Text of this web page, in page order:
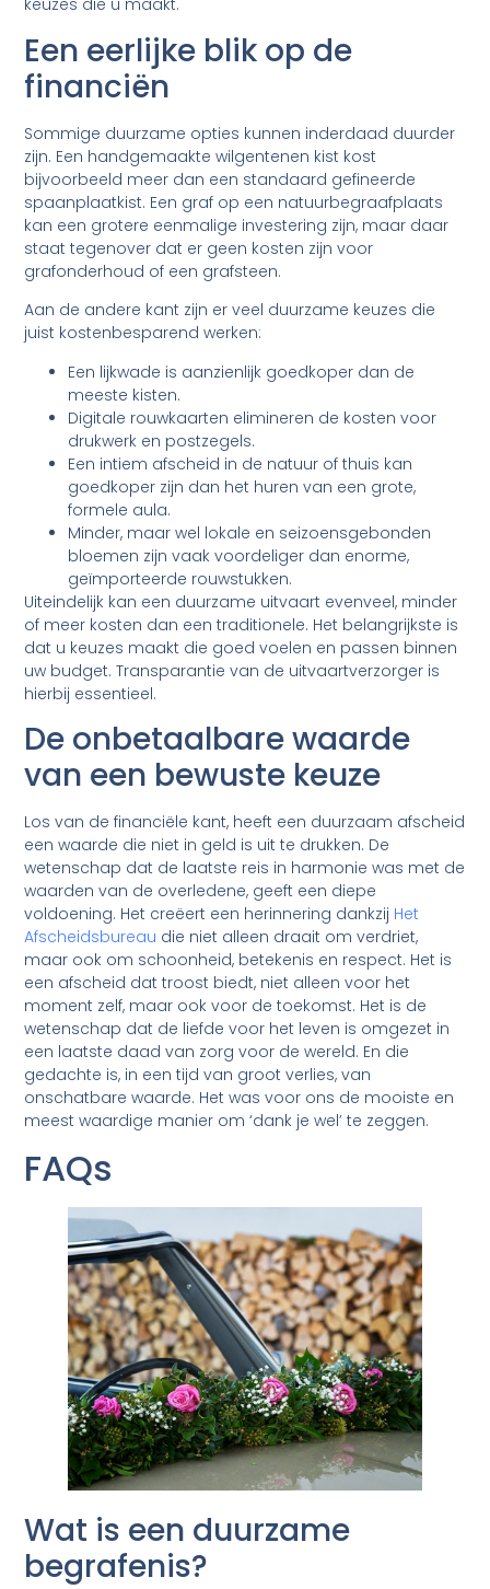
keuzes die u maakt.
Een eerlijke blik op de
financiën
Sommige duurzame opties kunnen inderdaad duurder
zijn. Een handgemaakte wilgentenen kist kost
bijvoorbeeld meer dan een standaard gefineerde
spaanplaatkist. Een graf op een natuurbegraafplaats
kan een grotere eenmalige investering zijn, maar daar
staat tegenover dat er geen kosten zijn voor
grafonderhoud of een grafsteen.
Aan de andere kant zijn er veel duurzame keuzes die
juist kostenbesparend werken:
Een lijkwade is aanzienlijk goedkoper dan de
meeste kisten.
Digitale rouwkaarten elimineren de kosten voor
drukwerk en postzegels.
Een intiem afscheid in de natuur of thuis kan
goedkoper zijn dan het huren van een grote,
formele aula.
Minder, maar wel lokale en seizoensgebonden
bloemen zijn vaak voordeliger dan enorme,
geïmporteerde rouwstukken.
Uiteindelijk kan een duurzame uitvaart evenveel, minder
of meer kosten dan een traditionele. Het belangrijkste is
dat u keuzes maakt die goed voelen en passen binnen
uw budget. Transparantie van de uitvaartverzorger is
hierbij essentieel.
De onbetaalbare waarde
van een bewuste keuze
Los van de financiële kant, heeft een duurzaam afscheid
een waarde die niet in geld is uit te drukken. De
wetenschap dat de laatste reis in harmonie was met de
waarden van de overledene, geeft een diepe
voldoening. Het creëert een herinnering dankzij Het
Afscheidsbureau die niet alleen draait om verdriet,
maar ook om schoonheid, betekenis en respect. Het is
een afscheid dat troost biedt, niet alleen voor het
moment zelf, maar ook voor de toekomst. Het is de
wetenschap dat de liefde voor het leven is omgezet in
een laatste daad van zorg voor de wereld. En die
gedachte is, in een tijd van groot verlies, van
onschatbare waarde. Het was voor ons de mooiste en
meest waardige manier om ‘dank je wel’ te zeggen.
FAQs
Wat is een duurzame
begrafenis?